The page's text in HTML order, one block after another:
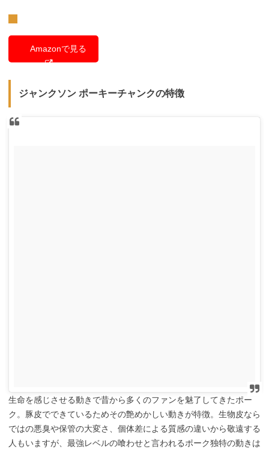
Amazonで見る
ジャンクソン ポーキーチャンクの特徴
生命を感じさせる動きで昔から多くのファンを魅了してきたポー
ク。豚皮でできているためその艶めかしい動きが特徴。生物皮なら
ではの悪臭や保管の大変さ、個体差による質感の違いから敬遠する
人もいますが、最強レベルの喰わせと言われるポーク独特の動きは